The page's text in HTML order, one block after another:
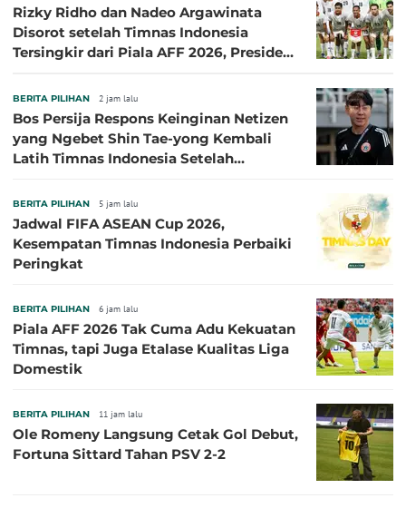
Rizky Ridho dan Nadeo Argawinata
Disorot setelah Timnas Indonesia
Tersingkir dari Piala AFF 2026, Presiden
BERITA PILIHAN 2 jam lalu
Bos Persija Respons Keinginan Netizen
yang Ngebet Shin Tae-yong Kembali
Latih Timnas Indonesia Setelah
BERITA PILIHAN 5 jam lalu
Jadwal FIFA ASEAN Cup 2026,
Kesempatan Timnas Indonesia Perbaiki
Peringkat
BERITA PILIHAN 6 jam lalu
Piala AFF 2026 Tak Cuma Adu Kekuatan
Timnas, tapi Juga Etalase Kualitas Liga
Domestik
BERITA PILIHAN 11 jam lalu
Ole Romeny Langsung Cetak Gol Debut,
Fortuna Sittard Tahan PSV 2-2